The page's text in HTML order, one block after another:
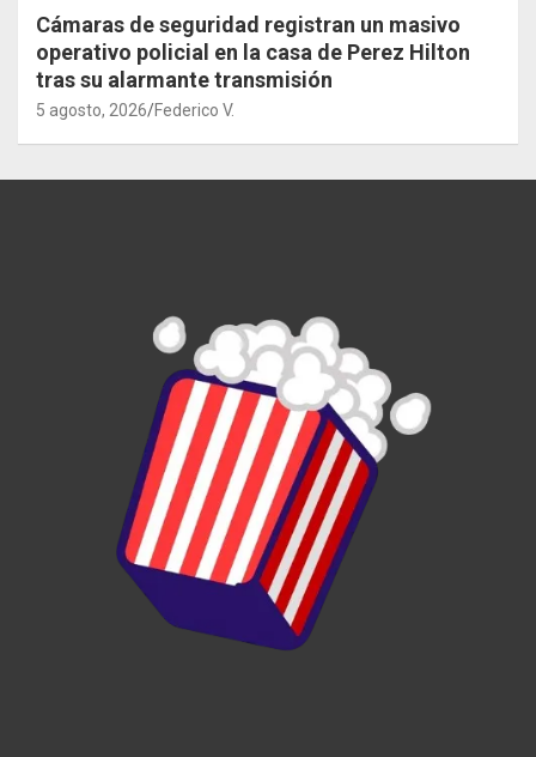
Cámaras de seguridad registran un masivo
operativo policial en la casa de Perez Hilton
tras su alarmante transmisión
5 agosto, 2026 Federico V.